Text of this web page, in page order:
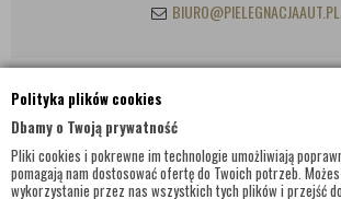
Polityka plików cookies
Dbamy o Twoją prywatność
Pliki cookies i pokrewne im technologie umożliwiają
pomagają nam dostosować ofertę do Twoich potrzeb.
wykorzystanie przez nas wszystkich tych plików i przejść
BIURO@PIELEGNACJAAUT.PL
INFORMACJE KONTAKTOWE